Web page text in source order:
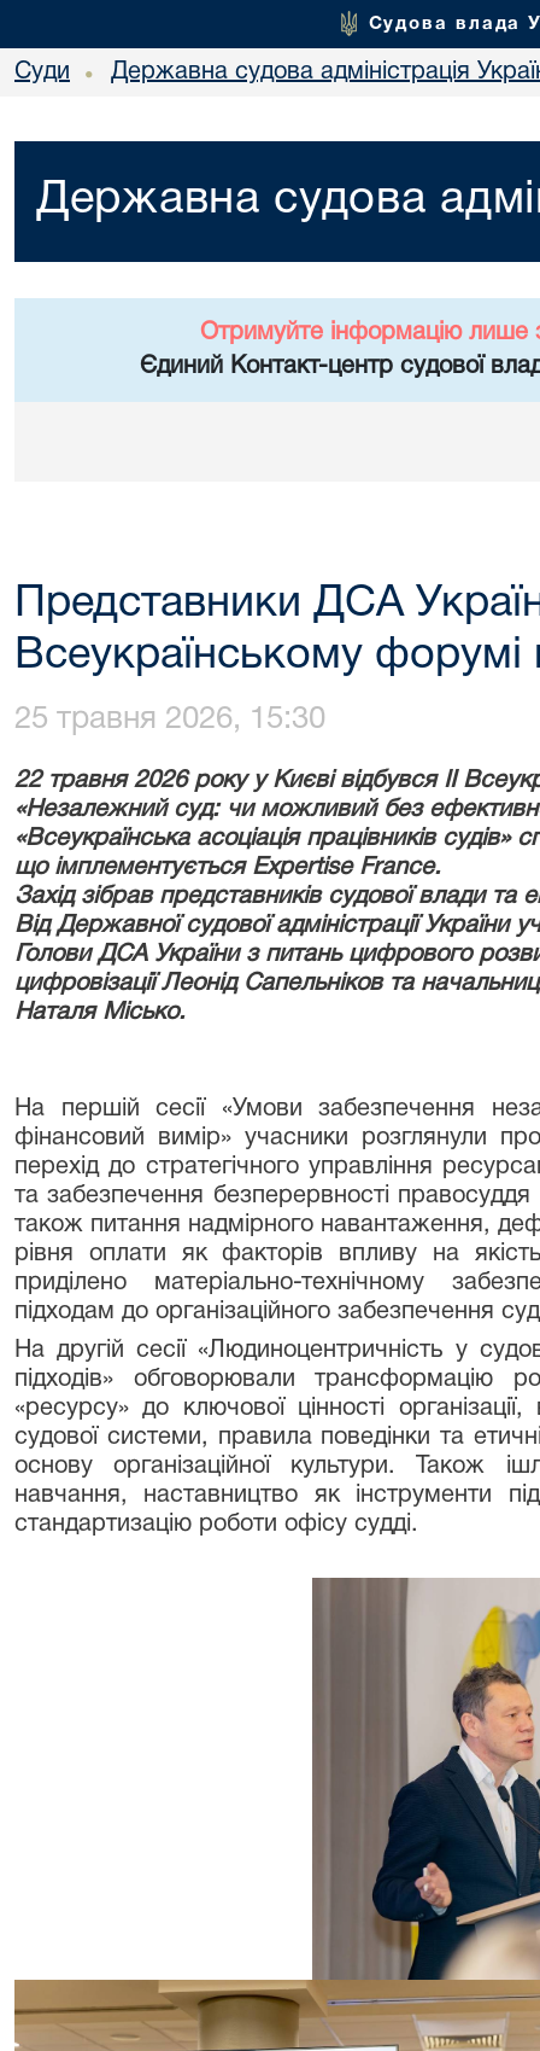
Судова влада
Суди • Державна судова адміністрація
Державна судова
Отримуйте інформацію лише
Єдиний Контакт-центр судової
Представники ДСА
Всеукраїнському форумі
25 травня 2026, 15:30
22 травня 2026 року у Києві відбувся II
«Незалежний суд: чи можливий без
«Всеукраїнська асоціація працівників
що імплементується Expertise France.
Захід зібрав представників судової влади та
Від Державної судової адміністрації України
Голови ДСА України з питань цифрового
цифровізації Леонід Сапельніков та
Наталя Місько.
На першій сесії «Умови забезпечення
фінансовий вимір» учасники розглянули
перехід до стратегічного управління
та забезпечення безперервності
також питання надмірного навантаження,
рівня оплати як факторів впливу на
приділено матеріально-технічному
підходам до організаційного забезпечення
На другій сесії «Людиноцентричність у
підходів» обговорювали трансформацію
«ресурсу» до ключової цінності
судової системи, правила поведінки та
основу організаційної культури. Також
навчання, наставництво як інструменти
стандартизацію роботи офісу судді.